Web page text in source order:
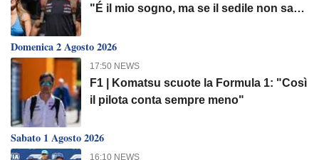
"É il mio sogno, ma se il sedile non sarà
Domenica 2 Agosto 2026
17:50 NEWS
F1 | Komatsu scuote la Formula 1: "Così
il pilota conta sempre meno"
Sabato 1 Agosto 2026
16:10 NEWS